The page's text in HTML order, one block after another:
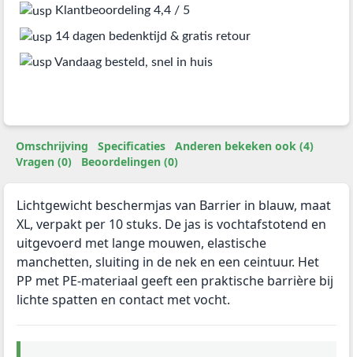
Klantbeoordeling 4,4 / 5
14 dagen bedenktijd & gratis retour
Vandaag besteld, snel in huis
Omschrijving Specificaties
Anderen bekeken ook (4)
Vragen (0)
Beoordelingen (0)
Lichtgewicht beschermjas van Barrier in blauw, maat
XL, verpakt per 10 stuks. De jas is vochtafstotend en
uitgevoerd met lange mouwen, elastische
manchetten, sluiting in de nek en een ceintuur. Het
PP met PE-materiaal geeft een praktische barrière bij
lichte spatten en contact met vocht.